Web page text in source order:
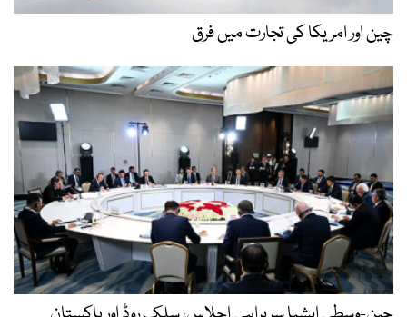
چین اور امریکا کی تجارت میں فرق